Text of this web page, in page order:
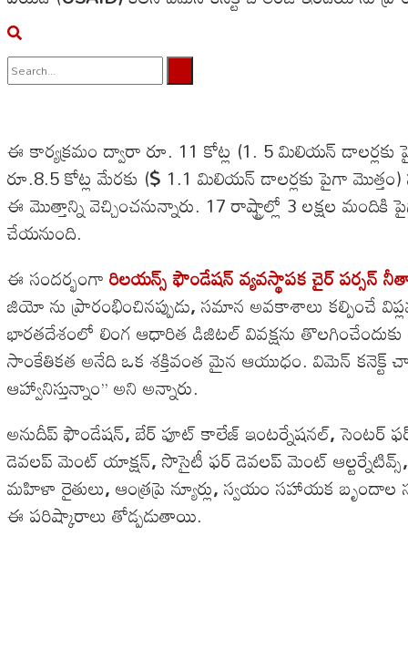
View All Result
ఈ కార్యక్రమం ద్వారా రూ. 11 కోట్ల (1. 5 మిలియన్
రూ.8.5 కోట్ల మేరకు ($ 1.1 మిలియన్ డాలర్లకు పైగా మొత్తం)
ఈ మొత్తాన్ని వెచ్చించనున్నారు. 17 రాష్ట్రాల్లో 3 లక్షల
చేయనుంది.
ఈ సందర్భంగారిలయన్స్ ఫౌండేషన్ వ్యవస్థాపక చైర్ పర్సన్
జియో ను ప్రారంభించినప్పుడు,సమాన అవకాశాలు కల్పించే
భారతదేశంలో లింగ ఆధారిత డిజిటల్ వివక్షను
సాంకేతికత అనేది ఒక శక్తివంత మైన ఆయుధం. విమెన్
ఆహ్వానిస్తున్నాం’’ అని అన్నారు.
అనుదీప్ ఫౌండేషన్,బేర్ ఫూట్ కాలేజ్ ఇంటర్నేషనల్,సెంటర్
డెవలప్ మెంట్ యాక్షన్,సొసైటీ ఫర్ డెవలప్ మెంట్ ఆల్టర్నేటివ్స్,
మహిళా రైతులు,ఆంత్రప్రె న్యూర్లు,స్వయం సహాయక బృందాల
ఈ పరిష్కారాలు తోడ్పడుతాయి.